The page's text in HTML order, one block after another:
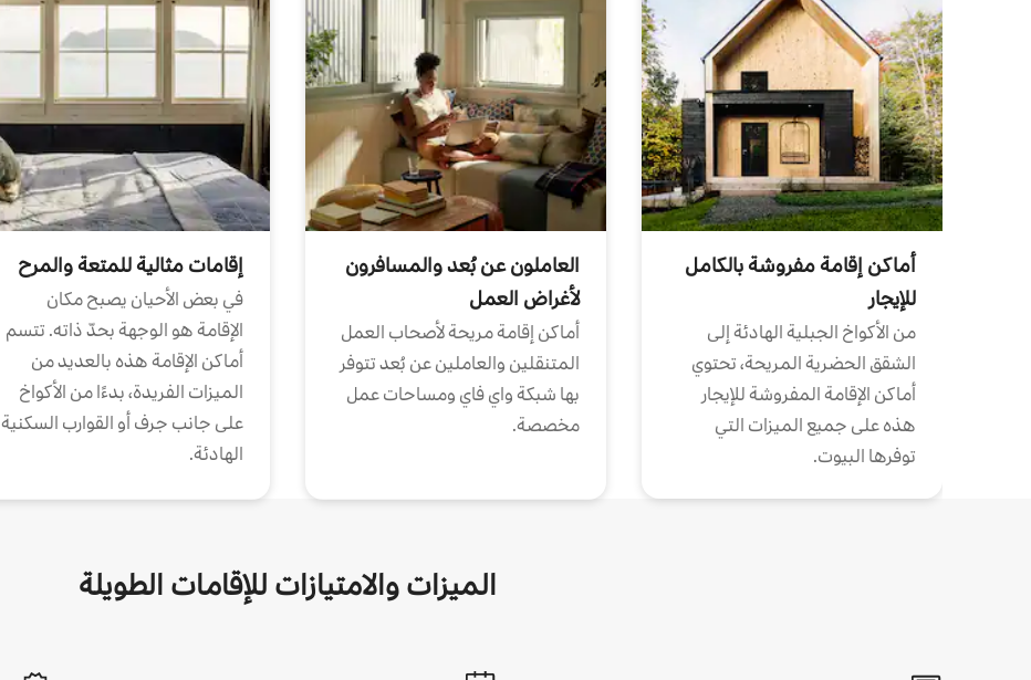
أماكن إقامة مفروشة بالكامل
للإيجار
من الأكواخ الجبلية الهادئة إلى
الشقق الحضرية المريحة، تحتوي
أماكن الإقامة المفروشة للإيجار
هذه على جميع الميزات التي
توفرها البيوت.
العاملون عن بُعد والمسافرون
لأغراض العمل
أماكن إقامة مريحة لأصحاب العمل
المتنقلين والعاملين عن بُعد تتوفر
بها شبكة واي فاي ومساحات عمل
مخصصة.
إقامات مثالية للمتعة والمرح
في بعض الأحيان يصبح مكان
الإقامة هو الوجهة بحدّ ذاته. تتسم
أماكن الإقامة هذه بالعديد من
الميزات الفريدة، بدءًا من الأكواخ
على جانب جرف أو القوارب السكنية
الهادئة.
الميزات والامتيازات للإقامات الطويلة